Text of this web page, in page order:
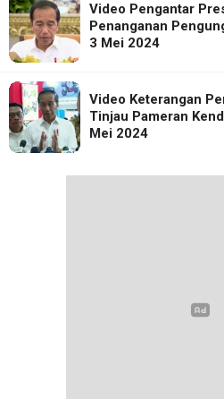
Video Pengantar
Penanganan
3 Mei 2024
Video Keterangan
Tinjau Pameran
Mei 2024